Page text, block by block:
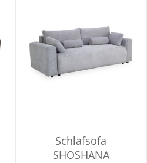
Schlafsofa
SHOSHANA